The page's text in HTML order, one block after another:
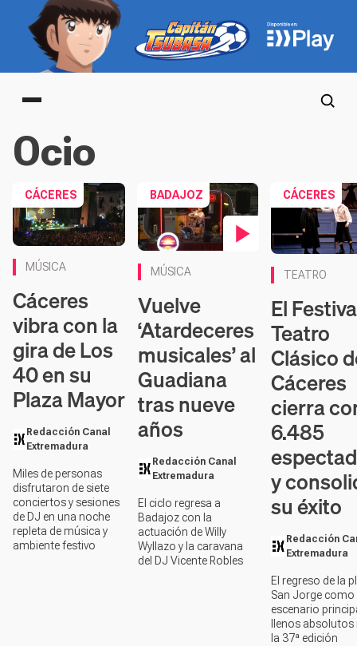
Main menu
Ocio
CÁCERES
MÚSICA
Cáceres
vibra con la
gira de Los
40 en su
Plaza Mayor
Redacción Canal
Extremadura
Miles de personas
disfrutaron de siete
conciertos y sesiones
de DJ en una noche
repleta de música y
ambiente festivo
BADAJOZ
MÚSICA
Vuelve
‘Atardeceres
musicales’ al
Guadiana
tras nueve
años
Redacción Canal
Extremadura
El ciclo regresa a
Badajoz con la
actuación de Willy
Wyllazo y la caravana
del DJ Vicente Robles
CÁCERES
TEATRO
El
Teatro
Clásico
Cáceres
cierra
6.485
y
su éxito
Redacción
Extremadura
El regreso de la
San Jorge como
escenario
llenos
la 37ª edición